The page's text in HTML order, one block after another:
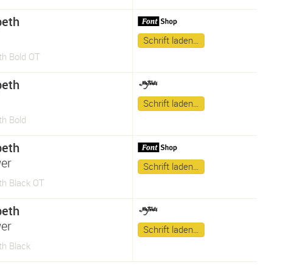
Bold OT
Schrift laden…
Bold
Schrift laden…
Black OT
Schrift laden…
Black
Schrift laden…